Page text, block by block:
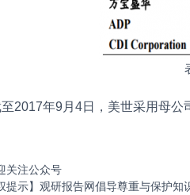
2017年9月4日，美世采用母公
关注公众号
提示】观研报告网倡导尊重与保护